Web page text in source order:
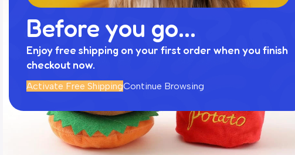
Before you go...
Enjoy free shipping on your first order when you finish
checkout now.
Activate Free ShippingContinue Browsing